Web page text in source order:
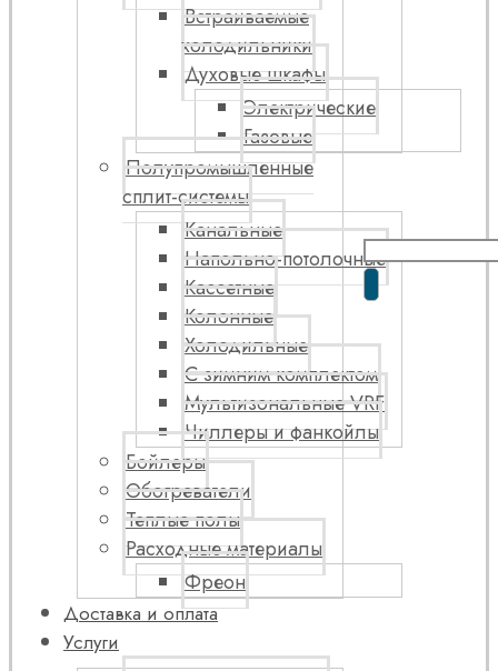
Встраиваемые
холодильники
Духовые шкафы
Электрические
Газовые
Полупромышленные
сплит-системы
Канальные
Напольно-потолочные
Кассетные
Колонные
Холодильные
С зимним комплектом
Мультизональные VRF
Чиллеры и фанкойлы
Бойлеры
Обогреватели
Теплые полы
Расходные материалы
Фреон
Доставка и оплата
Услуги